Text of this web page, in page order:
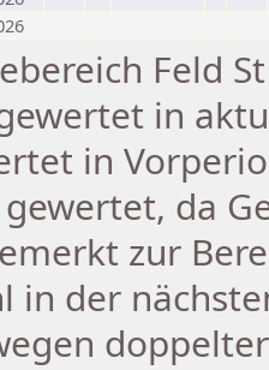
Feld
in
in
da
zur
in der